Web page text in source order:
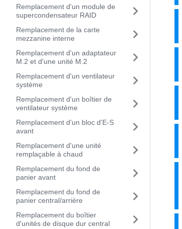
Remplacement d'un module de
supercondensateur RAID
Remplacement de la carte
mezzanine interne
Remplacement d'un adaptateur
M.2 et d'une unité M.2
Remplacement d'un ventilateur
système
Remplacement d'un boîtier de
ventilateur système
Remplacement d'un bloc d'E-S
avant
Remplacement d'une unité
remplaçable à chaud
Remplacement du fond de
panier avant
Remplacement du fond de
panier central/arrière
Remplacement du boîtier
d'unités de disque dur central